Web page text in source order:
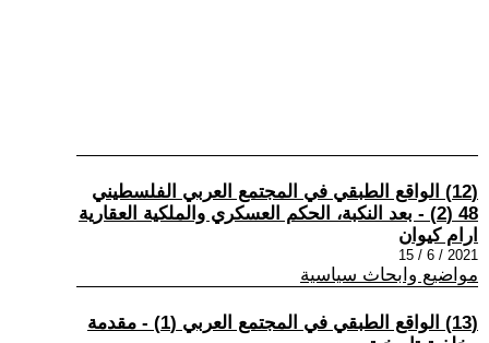
(12) الواقع الطبقي في المجتمع العربي الفلسطيني
48 (2) - بعد النكبة، الحكم العسكري والملكية العقارية
ارام كيوان
2021 / 6 / 15
مواضيع وابحاث سياسية
(13) الواقع الطبقي في المجتمع العربي (1) - مقدمة